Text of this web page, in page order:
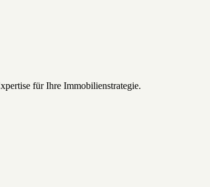
für Ihre Immobilienstrategie.